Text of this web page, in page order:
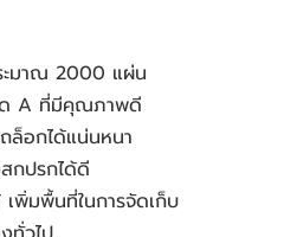
ะมาณ 2000 แผ่น
ด A ที่มีคุณภาพดี
ล็อกได้แน่นหนา
กปรกได้ดี
พิ่มพื้นที่ในการจัดเก็บ